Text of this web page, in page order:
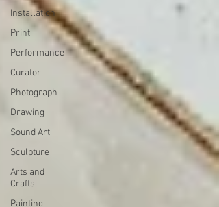
Installation
Print
Performance
Curator
Photograph
Drawing
Sound Art
Sculpture
Arts and
Crafts
Painting